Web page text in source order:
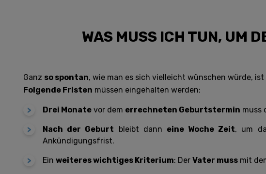
WAS MUSS ICH TUN, UM
Ganz so spontan, wie man es sich vielleicht wünschen würde, ist
Folgende Fristen müssen eingehalten werden:
Drei Monate vor dem errechneten Geburtstermin muss
Nach der Geburt bleibt dann eine Woche Zeit, um
Ankündigungsfrist.
Ein weiteres wichtiges Kriterium: Der Vater muss mit